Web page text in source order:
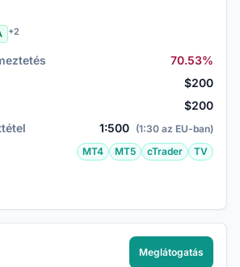
+2
70.53%
$200
$200
1:500 (1:30 az EU-ban)
MT4 MT5 cTrader TV
Meglátogatás